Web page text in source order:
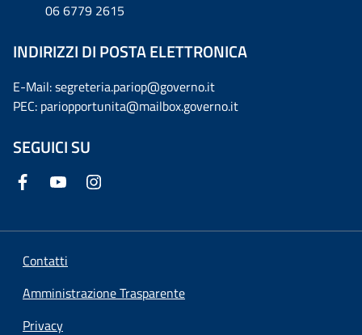
06 6779 2615
INDIRIZZI DI POSTA ELETTRONICA
E-Mail: segreteria.pariop@governo.it
PEC: pariopportunita@mailbox.governo.it
SEGUICI SU
Contatti
Amministrazione Trasparente
Privacy